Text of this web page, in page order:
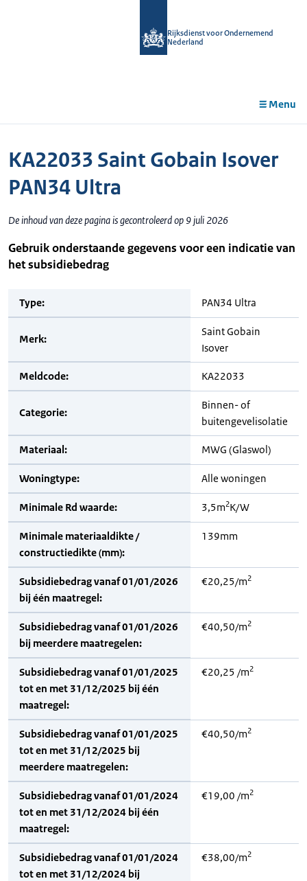
Rijksdienst voor Ondernemend
Nederland
Menu
KA22033 Saint Gobain Isover
PAN34 Ultra
De inhoud van deze pagina is gecontroleerd op 9 juli 2026
Gebruik onderstaande gegevens voor een indicatie van
het subsidiebedrag
Type: PAN34 Ultra
Merk:
Saint Gobain
Isover
Meldcode: KA22033
Categorie:
Binnen- of
buitengevelisolatie
Materiaal: MWG (Glaswol)
Woningtype: Alle woningen
Minimale Rd waarde: 3,5m2K/W
Minimale materiaaldikte /
constructiedikte (mm):
139mm
Subsidiebedrag vanaf 01/01/2026
bij één maatregel:
€20,25/m2
Subsidiebedrag vanaf 01/01/2026
bij meerdere maatregelen:
€40,50/m2
Subsidiebedrag vanaf 01/01/2025
tot en met 31/12/2025 bij één
maatregel:
€20,25 /m2
Subsidiebedrag vanaf 01/01/2025
tot en met 31/12/2025 bij
meerdere maatregelen:
€40,50/m2
Subsidiebedrag vanaf 01/01/2024
tot en met 31/12/2024 bij één
maatregel:
€19,00 /m2
Subsidiebedrag vanaf 01/01/2024
tot en met 31/12/2024 bij
€38,00/m2